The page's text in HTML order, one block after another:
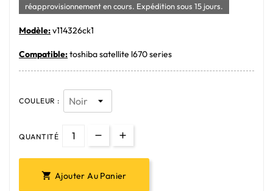
réapprovisionnement en cours. Expédition sous 15 jours.
Modèle:v114326ck1
Compatible:toshiba satellite l670 series
COULEUR :
QUANTITÉ
 Ajouter Au Panier